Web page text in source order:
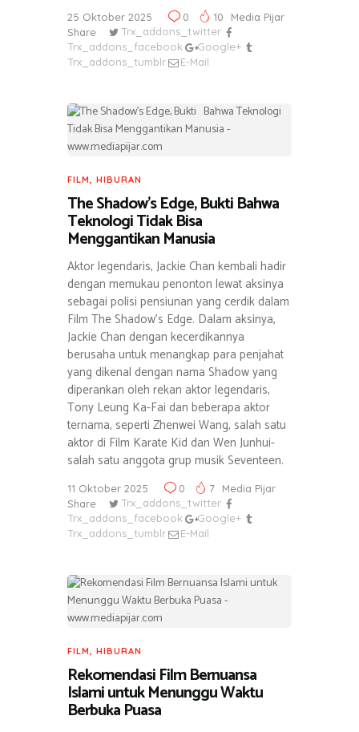
25 Oktober 2025 0 10
Media Pijar
Share
Trx_addons_twitter
Trx_addons_facebook
Google+
Trx_addons_tumblr
E-Mail
FILM, HIBURAN
The Shadow’s Edge, Bukti Bahwa
Teknologi Tidak Bisa
Menggantikan Manusia
Aktor legendaris, Jackie Chan kembali hadir
dengan memukau penonton lewat aksinya
sebagai polisi pensiunan yang cerdik dalam
Film The Shadow’s Edge. Dalam aksinya,
Jackie Chan dengan kecerdikannya
berusaha untuk menangkap para penjahat
yang dikenal dengan nama Shadow yang
diperankan oleh rekan aktor legendaris,
Tony Leung Ka-Fai dan beberapa aktor
ternama, seperti Zhenwei Wang, salah satu
aktor di Film Karate Kid dan Wen Junhui-
salah satu anggota grup musik Seventeen.
11 Oktober 2025 0 7
Media Pijar
Share
Trx_addons_twitter
Trx_addons_facebook
Google+
Trx_addons_tumblr
E-Mail
FILM, HIBURAN
Rekomendasi Film Bernuansa
Islami untuk Menunggu Waktu
Berbuka Puasa